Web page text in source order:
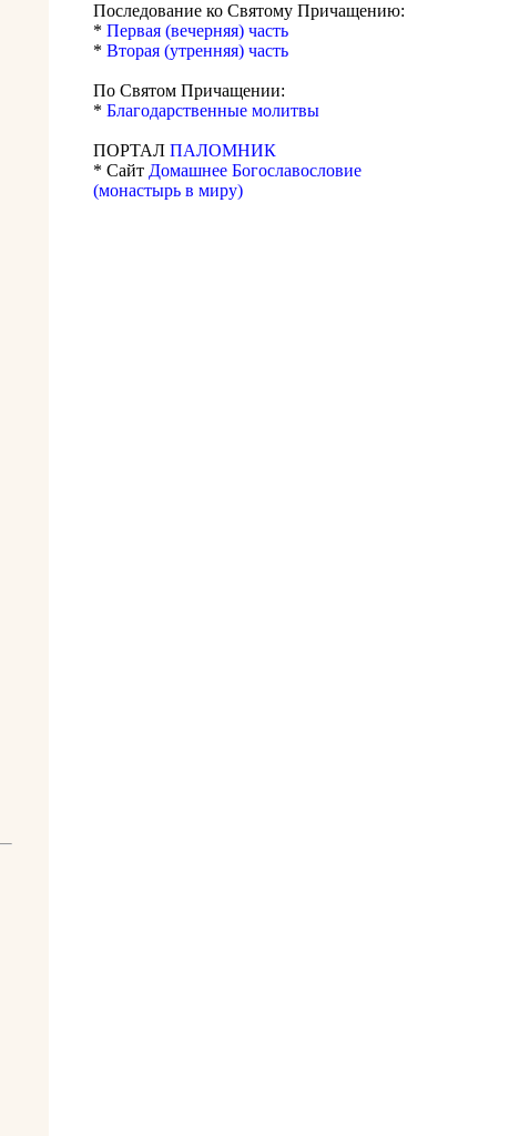
Последование ко Святому Причащению:
* Первая (вечерняя) часть
* Вторая (утренняя) часть
По Святом Причащении:
* Благодарственные молитвы
ПОРТАЛ ПАЛОМНИК
* Сайт Домашнее Богославословие
(монастырь в миру)